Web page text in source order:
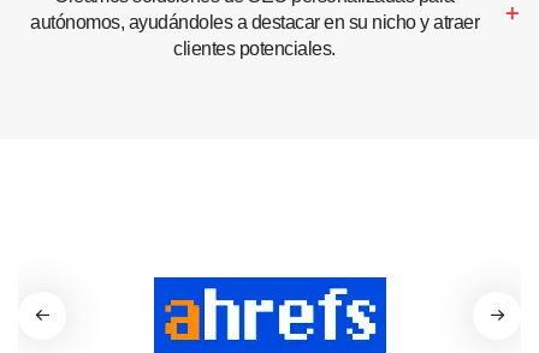
autónomos, ayudándoles a destacar en su nicho y atraer
clientes potenciales.